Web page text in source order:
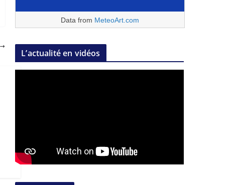
Data from MeteoArt.com
L’actualité en vidéos